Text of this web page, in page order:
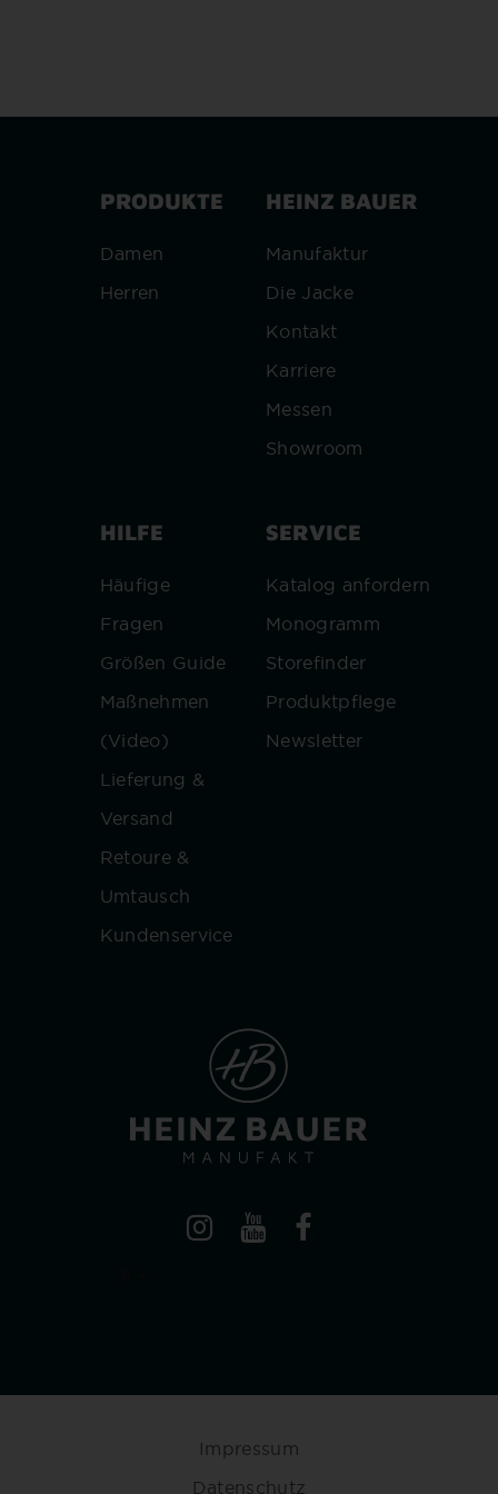
PRODUKTE
Damen
Herren
HEINZ BAUER
Manufaktur
Die Jacke
Kontakt
Karriere
Messen
Showroom
HILFE
Häufige
Fragen
Größen Guide
Maßnehmen
(Video)
Lieferung &
Versand
Retoure &
Umtausch
Kundenservice
SERVICE
Katalog anfordern
Monogramm
Storefinder
Produktpflege
Newsletter
Impressum
Datenschutz